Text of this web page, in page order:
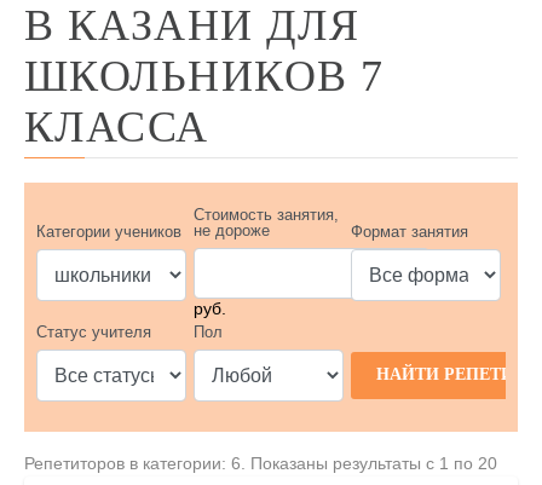
В КАЗАНИ ДЛЯ
ШКОЛЬНИКОВ 7
КЛАССА
Категории учеников
Стоимость занятия,
не дороже
руб.
Формат занятия
Статус учителя Пол
Репетиторов в категории: 6. Показаны результаты с 1 по 20